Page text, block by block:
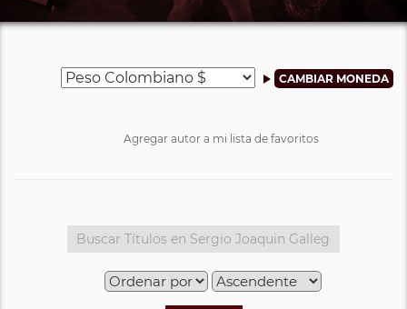
Agregar autor a mi lista de favoritos